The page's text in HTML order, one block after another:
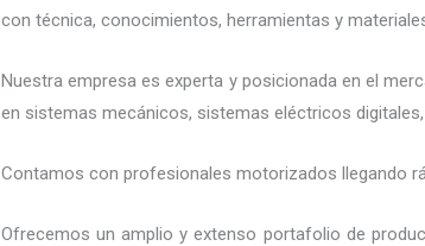
con técnica, conocimientos, herramientas y
Nuestra empresa es experta y posicionada en el
en sistemas mecánicos, sistemas eléctricos
Contamos con profesionales motorizados llegando
Ofrecemos un amplio y extenso portafolio de